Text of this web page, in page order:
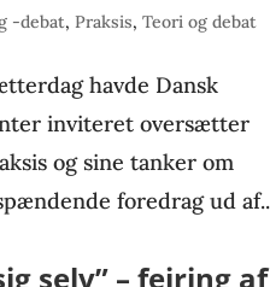
-debat,Praksis,Teori og debat
havde Dansk
inviteret oversætter
og sine tanker om
foredrag ud
selv” – fejring af